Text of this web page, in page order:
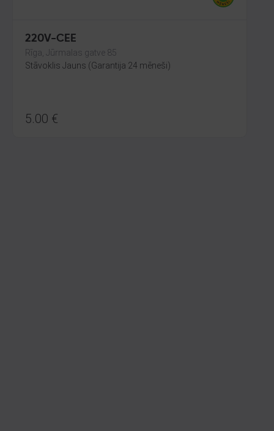
220V-CEE
Rīga, Jūrmalas gatve 85
Stāvoklis Jauns (Garantija 24 mēneši)
5.00 €